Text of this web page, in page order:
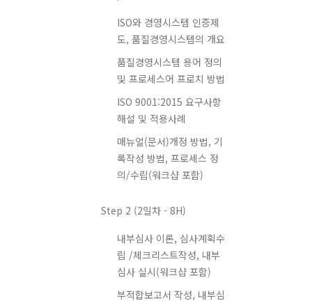
ISO와 경영시스템 인증제
도, 품질경영시스템의 개요
품질경영시스템 용어 정의
및 프로세스어 프로치 방법
ISO 9001:2015 요구사항
해설 및 적용사례
매뉴얼(문서)개정 방법, 기
록작성 방법, 프로세스 정
의/수립(워크샵 포함)
Step 2 (2일차 - 8H)
내부심사 이론, 심사계획수
립 /체크리스트작성, 내부
심사 실시(워크샵 포함)
부적합보고서 작성, 내부심